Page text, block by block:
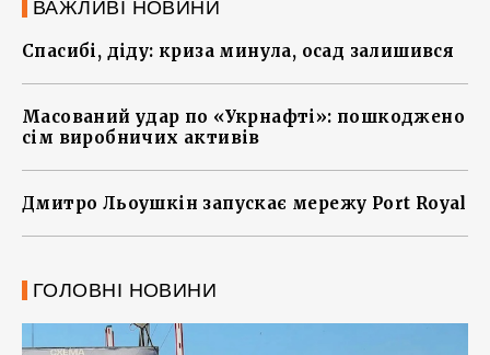
ВАЖЛИВІ НОВИНИ
Спасибі, діду: криза минула, осад залишився
Масований удар по «Укрнафті»: пошкоджено
сім виробничих активів
Дмитро Льоушкін запускає мережу Port Royal
ГОЛОВНІ НОВИНИ